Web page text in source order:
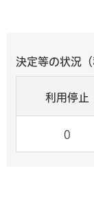
決定等の状況（
利用停止
0